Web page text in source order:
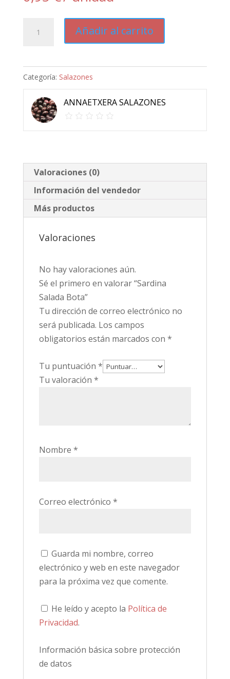
Salada
cantidad
Añadir al carrito
Categoría: Salazones
ANNAETXERA SALAZONES
Valoraciones (0)
Información del vendedor
Más productos
Valoraciones
No hay valoraciones aún.
Sé el primero en valorar “Sardina
Salada Bota”
Tu dirección de correo electrónico no
será publicada. Los campos
obligatorios están marcados con *
Tu puntuación *
Tu valoración *
Nombre *
Correo electrónico *
Guarda mi nombre, correo
electrónico y web en este navegador
para la próxima vez que comente.
He leído y acepto la Política de
Privacidad.
Información básica sobre protección
de datos